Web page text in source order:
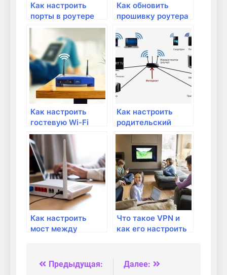
Как настроить
порты в роутере
для игр и
приложений
Как обновить
прошивку роутера
работы?
Как настроить
гостевую Wi-Fi
сеть для домашних
гостей?
Как настроить
родительский
контроль в
домашней сети?
Как настроить
мост между
покрытия Wi-Fi?
Что такое VPN и
как его настроить
Навигация
Предыдущая:
Далее: